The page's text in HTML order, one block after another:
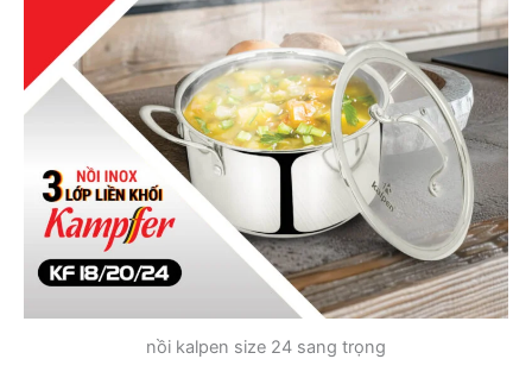
nồi kalpen size 24 sang trọng